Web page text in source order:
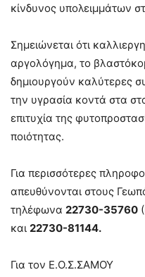
κίνδυνος υπολειμμάτων
Σημειώνεται ότι
αργολόγημα, το
δημιουργούν καλύτερες
την υγρασία κοντά στα
επιτυχία της
ποιότητας.
Για περισσότερες
απευθύνονται στους
τηλέφωνα 22730-35760
και 22730-81144.
Για τον Ε.Ο.Σ.ΣΑΜΟΥ